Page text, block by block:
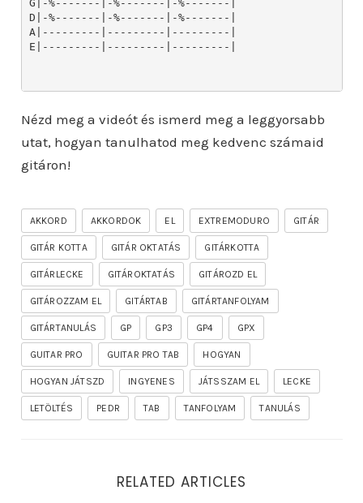
Nézd meg a videót és ismerd meg a leggyorsabb
utat, hogyan tanulhatod meg kedvenc számaid
gitáron!
AKKORD AKKORDOK EL EXTREMODURO GITÁR
GITÁR KOTTA GITÁR OKTATÁS GITÁRKOTTA
GITÁRLECKE GITÁROKTATÁS GITÁROZD EL
GITÁROZZAM EL GITÁRTAB GITÁRTANFOLYAM
GITÁRTANULÁS GP GP3 GP4 GPX
GUITAR PRO GUITAR PRO TAB HOGYAN
HOGYAN JÁTSZD INGYENES JÁTSSZAM EL LECKE
LETÖLTÉS PEDR TAB TANFOLYAM TANULÁS
RELATED ARTICLES